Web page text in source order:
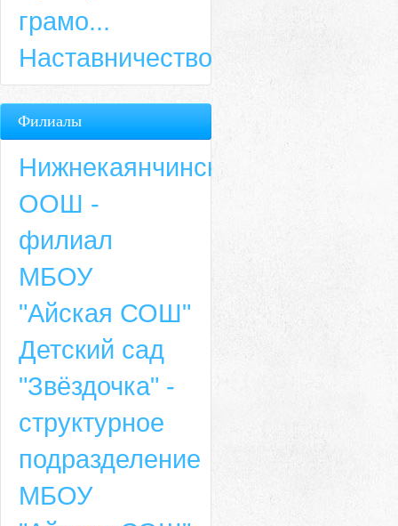
грамо...
Наставничество
Филиалы
Нижнекаянчинская
ООШ -
филиал
МБОУ
"Айская СОШ"
Детский сад
"Звёздочка" -
структурное
подразделение
МБОУ